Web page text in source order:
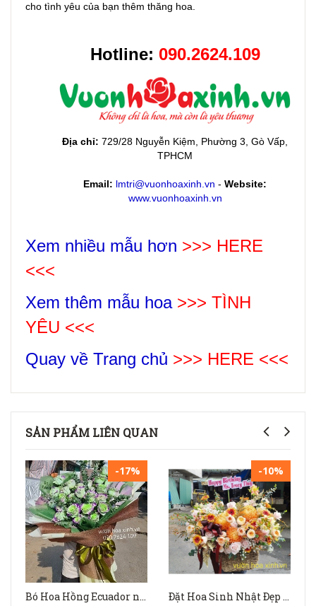
cho tình yêu của bạn thêm thăng hoa.
Hotline: 090.2624.109
Địa chỉ: 729/28 Nguyễn Kiệm, Phường 3, Gò Vấp,
TPHCM
Email: lmtri@vuonhoaxinh.vn - Website:
www.vuonhoaxinh.vn
Xem nhiều mẫu hơn >>> HERE
<<<
Xem thêm mẫu hoa >>> TÌNH
YÊU <<<
Quay về Trang chủ >>> HERE <<<
SẢN PHẨM LIÊN QUAN
-17%
Bó Hoa Hồng Ecuador nhập độc lạ sinh nhật - HB1141
-10%
Đặt Hoa Sinh Nhật Đẹp Sang Trọng: Lẵng Hoa Màu Nâu(Nude) - GH1093